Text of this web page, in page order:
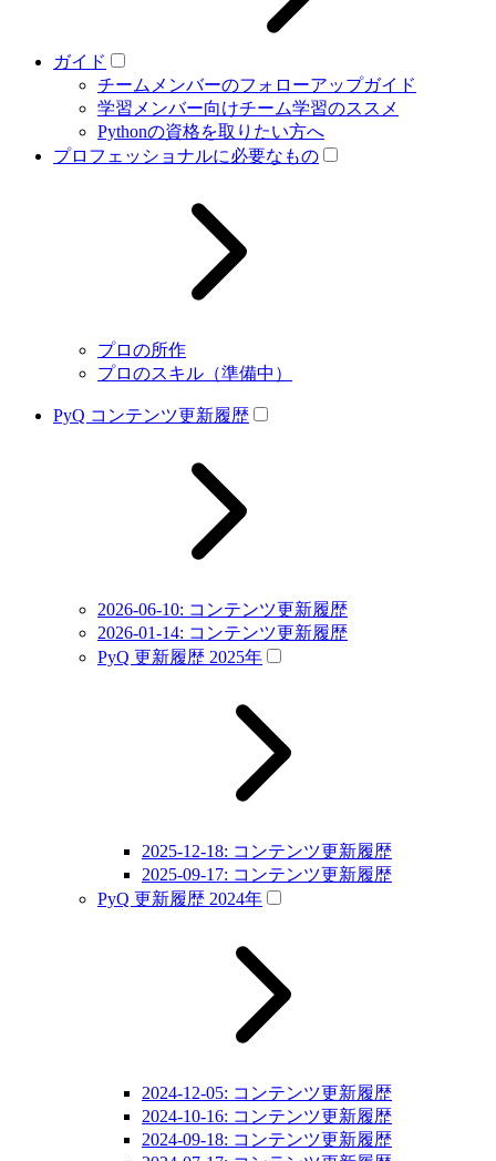
ガイド
チームメンバーのフォローアップガイド
学習メンバー向けチーム学習のススメ
Pythonの資格を取りたい方へ
プロフェッショナルに必要なもの
プロの所作
プロのスキル（準備中）
PyQ コンテンツ更新履歴
2026-06-10: コンテンツ更新履歴
2026-01-14: コンテンツ更新履歴
PyQ 更新履歴 2025年
2025-12-18: コンテンツ更新履歴
2025-09-17: コンテンツ更新履歴
PyQ 更新履歴 2024年
2024-12-05: コンテンツ更新履歴
2024-10-16: コンテンツ更新履歴
2024-09-18: コンテンツ更新履歴